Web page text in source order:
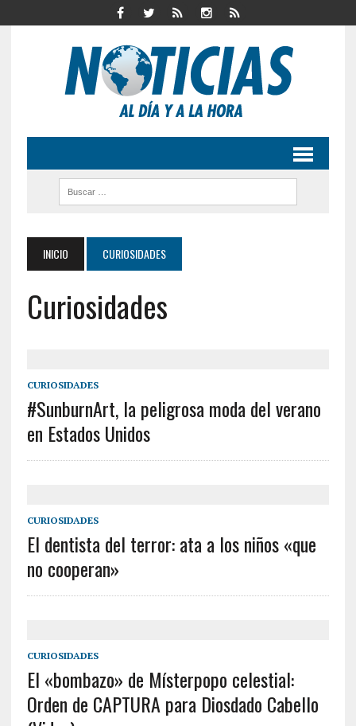
INICIO CURIOSIDADES
Curiosidades
CURIOSIDADES
#SunburnArt, la peligrosa moda del verano
en Estados Unidos
CURIOSIDADES
El dentista del terror: ata a los niños «que
no cooperan»
CURIOSIDADES
El «bombazo» de Místerpopo celestial:
Orden de CAPTURA para Diosdado Cabello